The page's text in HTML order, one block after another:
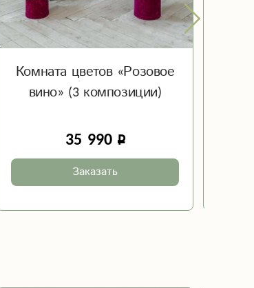
Комната цветов «Розовое
вино» (3 композиции)
35 990
Заказать